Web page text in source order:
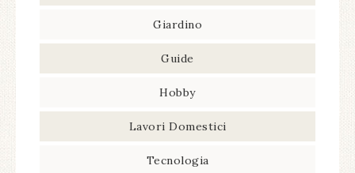
Giardino
Guide
Hobby
Lavori Domestici
Tecnologia